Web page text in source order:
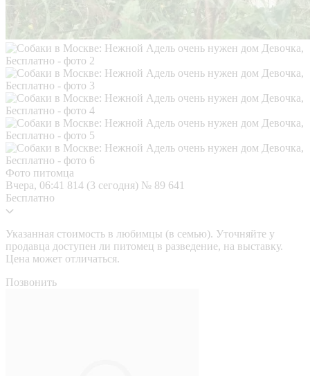
Фото питомца
Вчера, 06:41 814 (3 сегодня) № 89 641
Бесплатно
Указанная стоимость в любимцы (в семью). Уточняйте у
продавца доступен ли питомец в разведение, на выставку.
Цена может отличаться.
Позвонить